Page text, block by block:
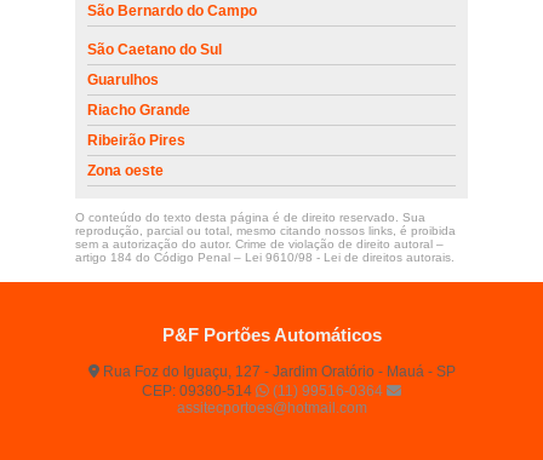
São Bernardo do Campo
São Caetano do Sul
Guarulhos
Riacho Grande
Ribeirão Pires
Zona oeste
O conteúdo do texto desta página é de direito reservado. Sua
reprodução, parcial ou total, mesmo citando nossos links, é proibida
sem a autorização do autor. Crime de violação de direito autoral –
artigo 184 do Código Penal – Lei 9610/98 - Lei de direitos autorais.
P&F Portões Automáticos
Rua Foz do Iguaçu, 127 - Jardim Oratório - Mauá - SP
CEP: 09380-514
(11) 99516-0364
assitecportoes@hotmail.com